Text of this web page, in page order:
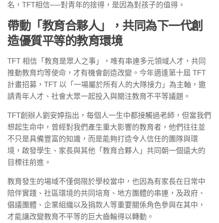
名，TFT相信──對青年的捨得，是因為對孩子的值得。
帶動「教育合夥人」，共同為下一代創
造優質平等的教育環境
TFT 相信「教育是眾人之事」，唯有串連多元領域人才，共同
推動教育均等使命，才有機會創造改變。今年適逢第十屆 TFT
計畫招募，TFT 以「一場屬於所有人的大隊接力」為主軸，邀
請青年人才、社會大眾一起投入與關注教育不平等議題。
TFT創辦人劉安婷指出，每個人一生中都接觸過老師，但當我們
想起生命中，曾經對我們產生重大影響的教育者，他們往往並
不只是具備豐富的知識，而是能夠打造令人信任的團隊與環
境，啟發學生、家長與其他「教育合夥人」共同朝一個遠大的
目標往前進。
教育發生的場域不僅侷限於學校當中，也因為有家長在日常中
陪伴實踐、社區環境的共同培育、地方團體的串連，及政府、
倡議團體、企業組織以及捐款人等重要關係角色參與在其中，
才能讓改變教育不平等的巨大齒輪得以轉動。